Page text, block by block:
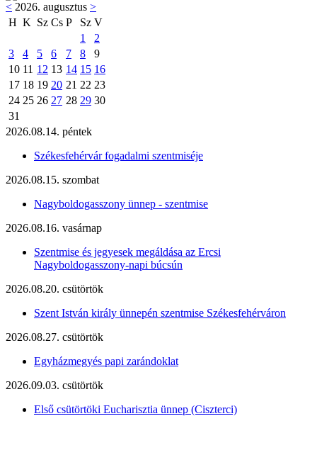
< 2026. augusztus >
H K Sz Cs P Sz V
1
2
3
4 5 6 7 8
9
10 11 12 13 14 15 16
17 18 19 20 21 22 23
24 25 26 27 28 29 30
31
2026.08.14. péntek
Székesfehérvár fogadalmi szentmiséje
2026.08.15. szombat
Nagyboldogasszony ünnep - szentmise
2026.08.16. vasárnap
Szentmise és jegyesek megáldása az Ercsi
Nagyboldogasszony-napi búcsún
2026.08.20. csütörtök
Szent István király ünnepén szentmise Székesfehérváron
2026.08.27. csütörtök
Egyházmegyés papi zarándoklat
2026.09.03. csütörtök
Első csütörtöki Eucharisztia ünnep (Ciszterci)